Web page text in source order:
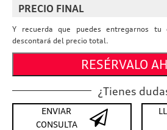
PRECIO FINAL
Y recuerda que puedes entregarnos
descontará del precio total.
RESÉRVALO
¿Tienes
ENVIAR
CONSULTA